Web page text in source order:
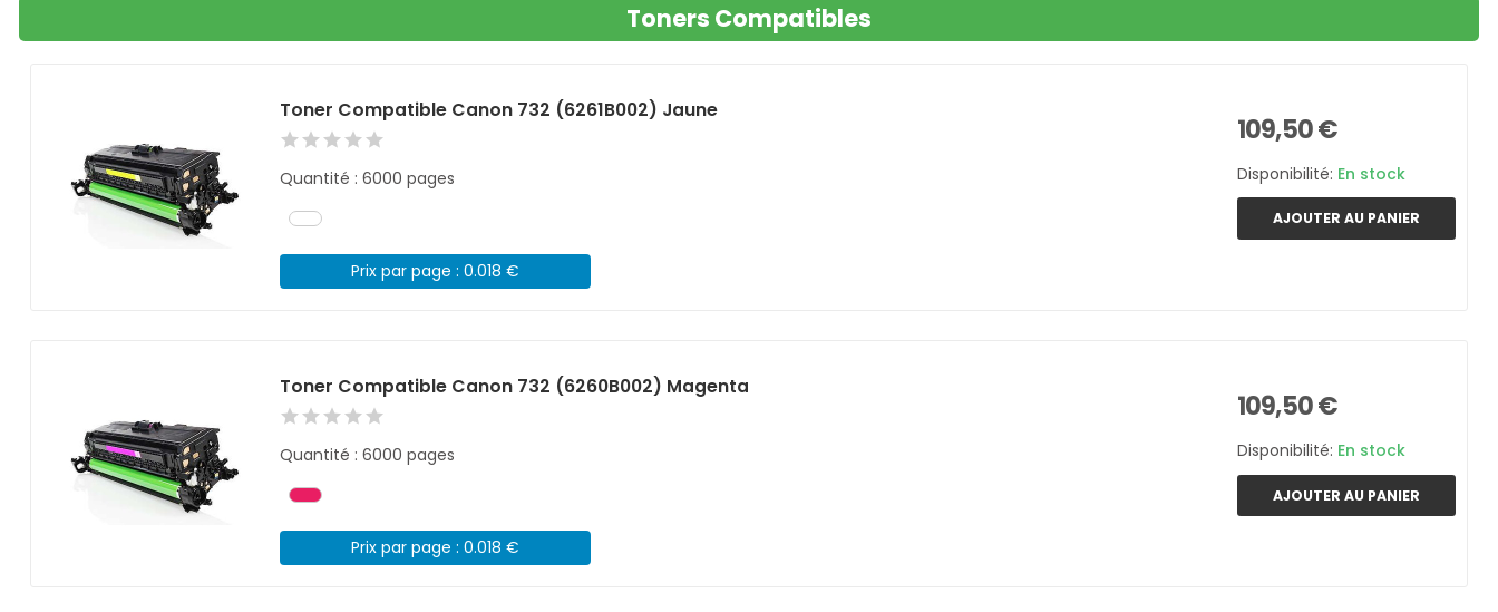
Toners Compatibles
Toner Compatible Canon 732 (6261B002) Jaune
Quantité : 6000 pages
Prix par page : 0.018 €
109,50 €
Disponibilité: En stock
AJOUTER AU PANIER
Toner Compatible Canon 732 (6260B002) Magenta
Quantité : 6000 pages
Prix par page : 0.018 €
109,50 €
Disponibilité: En stock
AJOUTER AU PANIER